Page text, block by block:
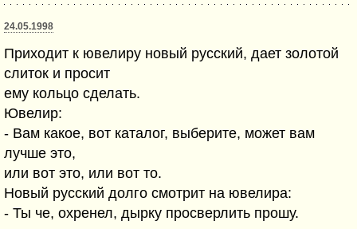
24.05.1998
Приходит к ювелиру новый русский, дает золотой
слиток и просит
ему кольцо сделать.
Ювелир:
- Вам какое, вот каталог, выберите, может вам
лучше это,
или вот это, или вот то.
Новый русский долго смотрит на ювелира:
- Ты че, охренел, дырку просверлить прошу.